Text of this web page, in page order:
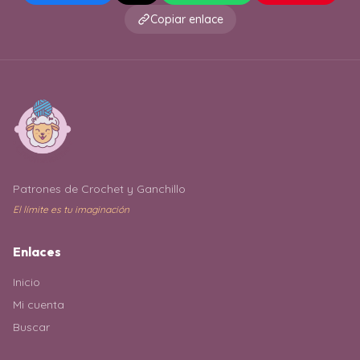
Copiar enlace
Patrones de Crochet y Ganchillo
El límite es tu imaginación
Enlaces
Inicio
Mi cuenta
Buscar